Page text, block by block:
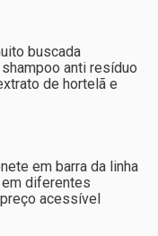
buscada
anti resíduo
de hortelã e
em barra da linha
diferentes
acessível